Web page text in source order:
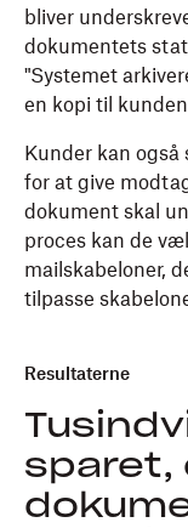
bliver
dokumentets
"Systemet
en kopi til
Kunder kan også
for at give
dokument skal
proces kan de
mailskabeloner,
tilpasse
Resultaterne
sparet,